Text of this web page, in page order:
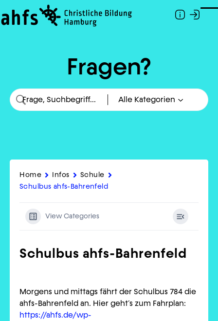
Zum Hauptinhalt springen
Fragen?
Home Infos
Schule
Schulbus ahfs-Bahrenfeld
View Categories
Schulbus ahfs-Bahrenfeld
Morgens und mittags fährt der Schulbus 784 die
ahfs-Bahrenfeld an. Hier geht´s zum Fahrplan:
https://ahfs.de/wp-